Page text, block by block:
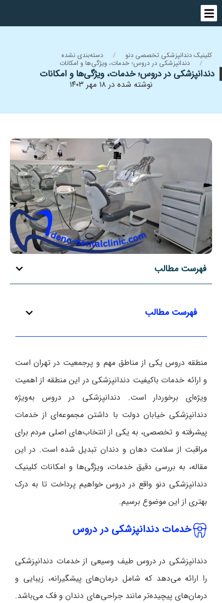
کلینیک دندانپزشکی تخصصی دنو دسته‌بندی نشده
دندانپزشکی در دروس؛ خدمات، ویژگی‌ها و امکانات
دندانپزشکی در دروس؛ خدمات، ویژگی‌ها و امکانات
نوشته شده در ۱۸ مهر ۱۴۰۳
فهرست مطالب
فهرست مطالب
منطقه دروس یکی از مناطق مهم و پرجمعیت در تهران است
و ارائه خدمات باکیفیت دندانپزشکی در این منطقه از اهمیت
ویژه‌ای برخوردار است. دندانپزشکی در دروس به‌ویژه
دندانپزشکی خیابان دولت با داشتن مجموعه‌ای از خدمات
پیشرفته و تخصصی، به یکی از انتخاب‌های اصلی مردم برای
مراقبت از سلامت دهان و دندان تبدیل شده است. در این
مقاله، به بررسی دقیق خدمات، ویژگی‌ها و امکانات کلینیک
دندانپزشکی دنو واقع در دروس خواهیم پرداخت تا به درک
بهتری از این موضوع برسیم.
خدمات دندانپزشکی در دروس
دندانپزشکی در دروس طیف وسیعی از خدمات دندانپزشکی
را ارائه می‌دهد که شامل درمان‌های پیشگیرانه، زیبایی و
درمان‌های پیچیده‌تر مانند جراحی‌های دندان و فک می‌باشد.